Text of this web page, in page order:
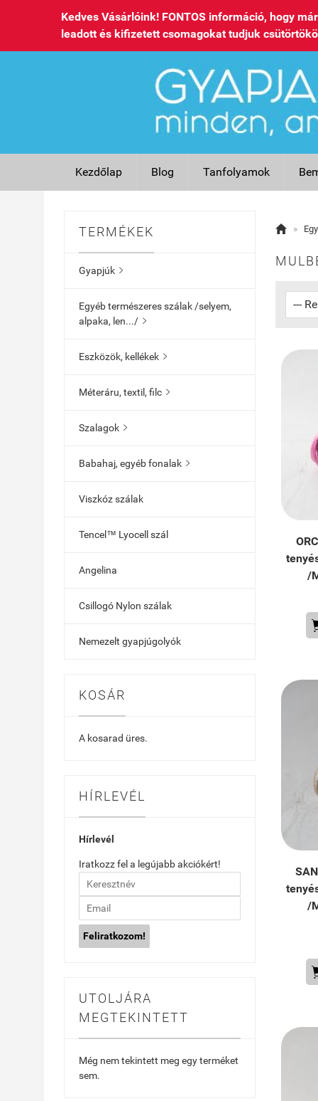
Kedves Vásárlóink! FONTOS információ, hogy
leadott és kifizetett csomagokat tudjuk
Kezdőlap Blog Tanfolyamok
TERMÉKEK
Gyapjúk 
Egyéb természeres szálak /selyem,
alpaka, len.../ 
Eszközök, kellékek 
Méteráru, textil, filc 
Szalagok 
Babahaj, egyéb fonalak 
Viszkóz szálak
Tencel™ Lyocell szál
Angelina
Csillogó Nylon szálak
Nemezelt gyapjúgolyók
KOSÁR
A kosarad üres.
HÍRLEVÉL
Hírlevél
Iratkozz fel a legújabb akciókért!
Feliratkozom!
UTOLJÁRA
MEGTEKINTETT
Még nem tekintett meg egy terméket
sem.
 »
/
/